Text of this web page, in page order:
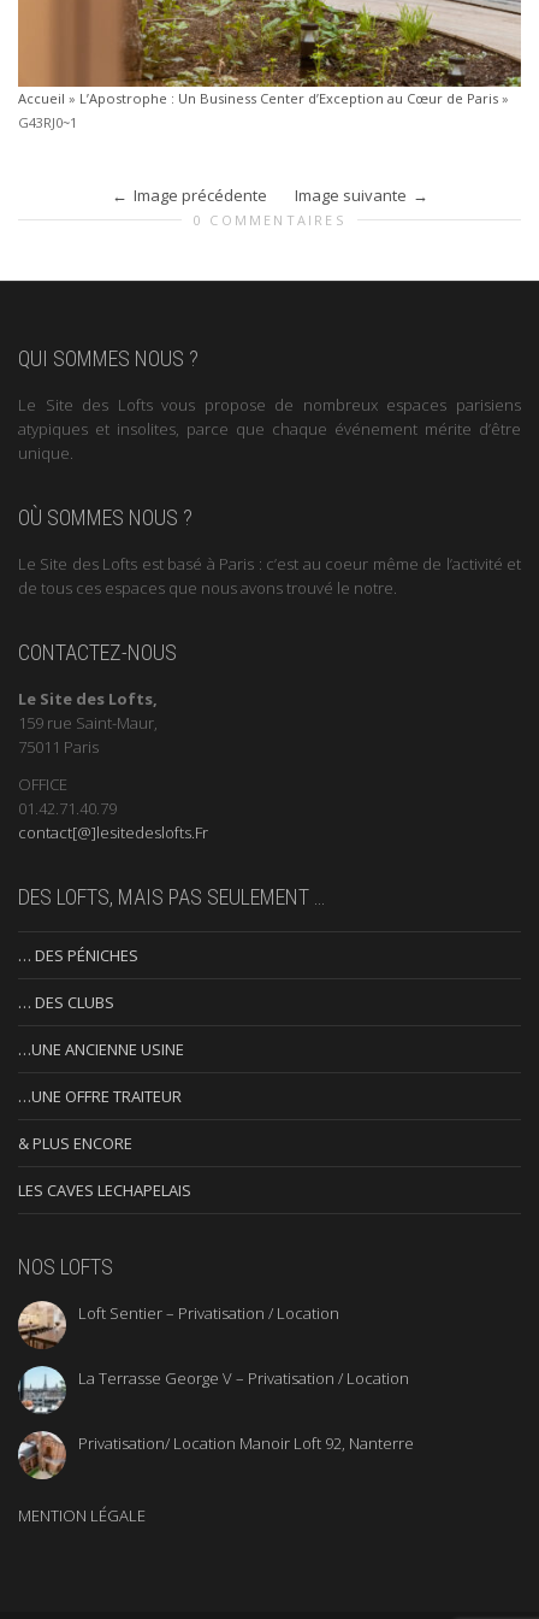
Accueil » L’Apostrophe : Un Business Center d’Exception au Cœur de Paris »
G43RJ0~1
Image précédente Image suivante
0 COMMENTAIRES
QUI SOMMES NOUS ?
Le Site des Lofts vous propose de nombreux espaces parisiens
atypiques et insolites, parce que chaque événement mérite d’être
unique.
OÙ SOMMES NOUS ?
Le Site des Lofts est basé à Paris : c’est au coeur même de l’activité et
de tous ces espaces que nous avons trouvé le notre.
CONTACTEZ-NOUS
Le Site des Lofts,
159 rue Saint-Maur,
75011 Paris
OFFICE
01.42.71.40.79
contact[@]lesitedeslofts.Fr
DES LOFTS, MAIS PAS SEULEMENT …
… DES PÉNICHES
… DES CLUBS
…UNE ANCIENNE USINE
…UNE OFFRE TRAITEUR
& PLUS ENCORE
LES CAVES LECHAPELAIS
NOS LOFTS
Loft Sentier – Privatisation / Location
La Terrasse George V – Privatisation / Location
Privatisation/ Location Manoir Loft 92, Nanterre
MENTION LÉGALE